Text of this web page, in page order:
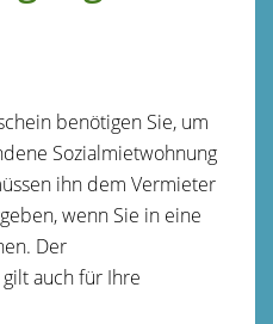
benötigen Sie, um
Sozialmietwohnung
ihn dem Vermieter
wenn Sie in eine
Der
auch für Ihre